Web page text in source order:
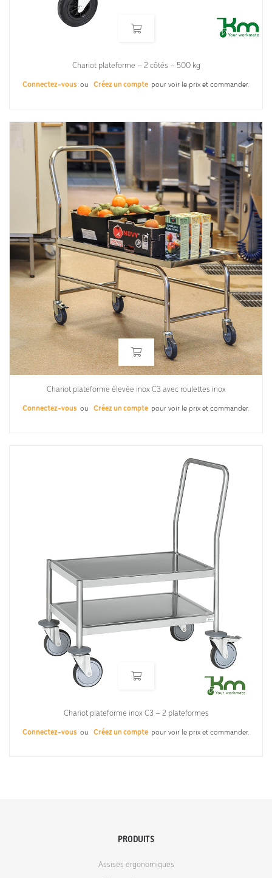
Chariot plateforme – 2 côtés – 500 kg
Connectez-vous ou Créez un compte pour voir le prix et commander.
Chariot plateforme élevée inox C3 avec roulettes inox
Connectez-vous ou Créez un compte pour voir le prix et commander.
Chariot plateforme inox C3 – 2 plateformes
Connectez-vous ou Créez un compte pour voir le prix et commander.
PRODUITS
Assises ergonomiques